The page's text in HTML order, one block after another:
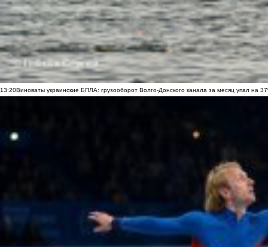
13:20Виноваты украинские БПЛА: грузооборот Волго-Донского канала за месяц упал на